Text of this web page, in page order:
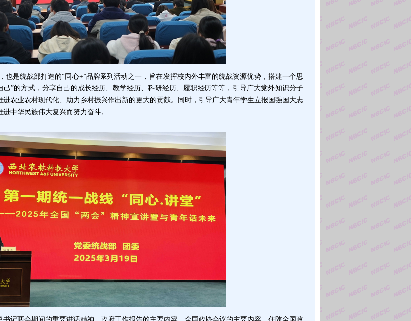
也是统战部打造的“ 同心+”品牌系列活动之一，旨在发挥校内外丰富的统战资源优势，搭建一个思
己”的方式，分享自己的成长经历、教学经历、科研经历、履职经历等等，引导广大党外知识分子
农业农村现代化、助力乡村振兴作出新的更大的贡献。同时，引导广大青年学生立报国强国大志
中华民族伟大复兴而努力奋斗。
记两会期间的重要讲话精神、政府工作报告的主要内容、全国政协会议的主要内容、住陕全国政